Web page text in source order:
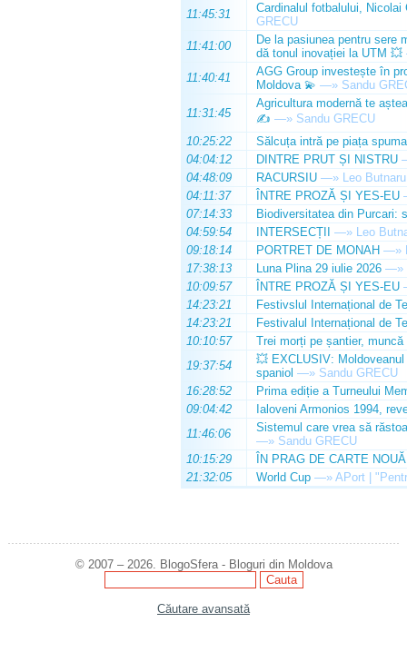
11:45:31
Cardinalul fotbalului,
GRECU
11:41:00
De la pasiunea pentru sere
dă tonul inovației la UTM 💥
11:40:41
AGG Group investește în
Moldova 💫 —» Sandu
11:31:45
Agricultura modernă te
✍️ —» Sandu GRECU
10:25:22
Sălcuța intră pe piața
04:04:12
DINTRE PRUT ȘI NISTRU
04:48:09
RACURSIU —» Leo Butnaru
04:11:37
ÎNTRE PROZĂ ȘI YES-EU
07:14:33
Biodiversitatea din Purcari:
04:59:54
INTERSECȚII —» Leo
09:18:14
PORTRET DE MONAH —»
17:38:13
Luna Plina 29 iulie 2026 —»
10:09:57
ÎNTRE PROZĂ ȘI YES-EU
14:23:21
Festivslul Internațional de
14:23:21
Festivalul Internațional de
10:10:57
Trei morți pe șantier, muncă
19:37:54
💥 EXCLUSIV:
spaniol —» Sandu GRECU
16:28:52
Prima ediție a Turneului
09:04:42
Ialoveni Armonios 1994,
11:46:06
Sistemul care vrea să
—» Sandu GRECU
10:15:29
ÎN PRAG DE CARTE NOUĂ
21:32:05
World Cup —» APort |
© 2007 – 2026. BlogoSfera - Bloguri din Moldova
Căutare avansată